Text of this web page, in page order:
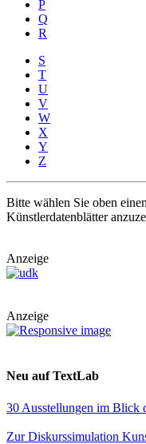
P
Q
R
S
T
U
V
W
X
Y
Z
Bitte wählen Sie oben
Künstlerdatenblätter
Anzeige
Anzeige
Neu auf TextLab
30 Ausstellungen im Blick
Zur Diskurssimulation